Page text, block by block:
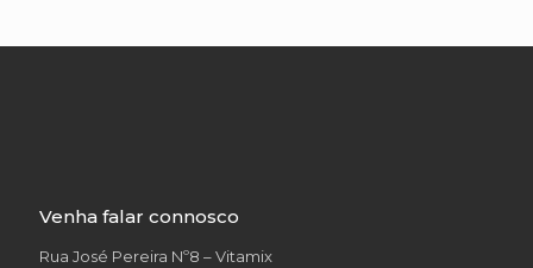
Venha falar connosco
Rua José Pereira Nº8 – Vitamix